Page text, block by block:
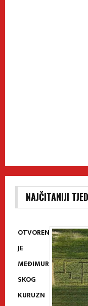
NAJČITANIJI
OTVOREN
JE
MEĐIMUR
SKOG
KURUZN